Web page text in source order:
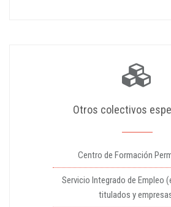
Otros colectivos
Centro de Formación
Servicio Integrado de Empleo
titulados y